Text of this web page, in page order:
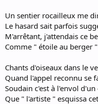
Un sentier rocailleux me
Le hasard sait parfois
M'arrêtant, j'attendais ce
Comme " étoile au berger
Chants d'oiseaux dans le
Quand l'appel reconnu se
Soudain c'est à l'envol
Que " l'artiste " esquissa